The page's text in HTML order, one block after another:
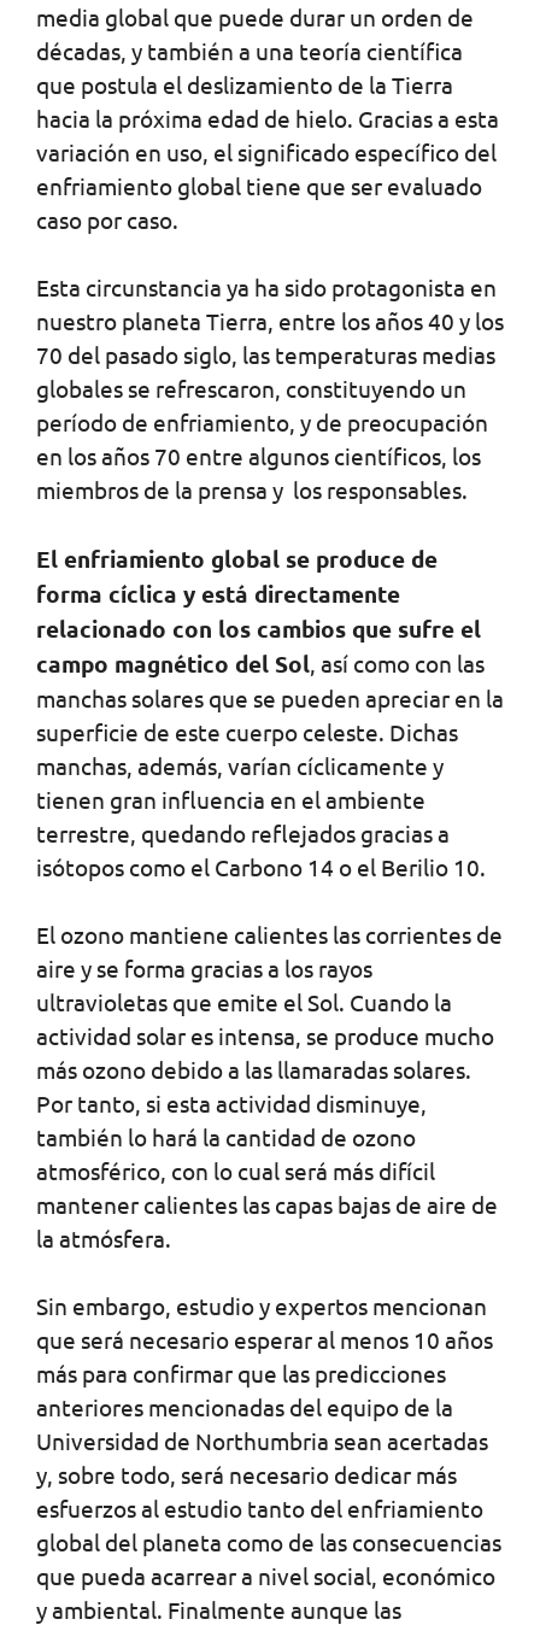
media global que puede durar un orden de
décadas, y también a una teoría científica
que postula el deslizamiento de la Tierra
hacia la próxima edad de hielo. Gracias a esta
variación en uso, el significado específico del
enfriamiento global tiene que ser evaluado
caso por caso.
Esta circunstancia ya ha sido protagonista en
nuestro planeta Tierra, entre los años 40 y los
70 del pasado siglo, las temperaturas medias
globales se refrescaron, constituyendo un
período de enfriamiento, y de preocupación
en los años 70 entre algunos científicos, los
miembros de la prensa y los responsables.
El enfriamiento global se produce de
forma cíclica y está directamente
relacionado con los cambios que sufre el
campo magnético del Sol , así como con las
manchas solares que se pueden apreciar en la
superficie de este cuerpo celeste. Dichas
manchas, además, varían cíclicamente y
tienen gran influencia en el ambiente
terrestre, quedando reflejados gracias a
isótopos como el Carbono 14 o el Berilio 10.
El ozono mantiene calientes las corrientes de
aire y se forma gracias a los rayos
ultravioletas que emite el Sol. Cuando la
actividad solar es intensa, se produce mucho
más ozono debido a las llamaradas solares.
Por tanto, si esta actividad disminuye,
también lo hará la cantidad de ozono
atmosférico, con lo cual será más difícil
mantener calientes las capas bajas de aire de
la atmósfera.
Sin embargo, estudio y expertos mencionan
que será necesario esperar al menos 10 años
más para confirmar que las predicciones
anteriores mencionadas del equipo de la
Universidad de Northumbria sean acertadas
y, sobre todo, será necesario dedicar más
esfuerzos al estudio tanto del enfriamiento
global del planeta como de las consecuencias
que pueda acarrear a nivel social, económico
y ambiental. Finalmente aunque las